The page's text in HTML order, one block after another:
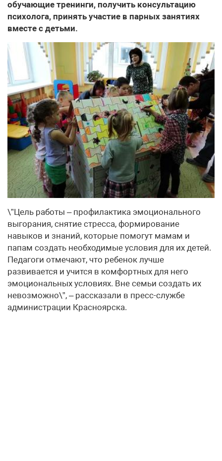
обучающие тренинги, получить консультацию
психолога, принять участие в парных занятиях
вместе с детьми.
\”Цель работы – профилактика эмоционального
выгорания, снятие стресса, формирование
навыков и знаний, которые помогут мамам и
папам создать необходимые условия для их детей.
Педагоги отмечают, что ребенок лучше
развивается и учится в комфортных для него
эмоциональных условиях. Вне семьи создать их
невозможно\”, – рассказали в пресс-службе
администрации Красноярска.